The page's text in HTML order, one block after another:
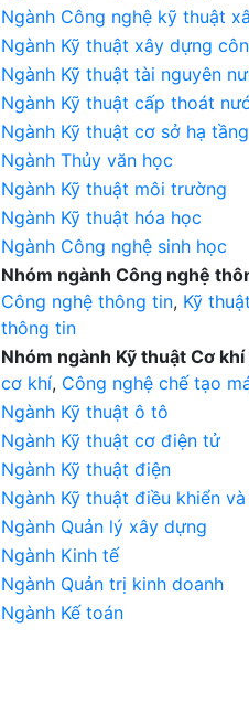
Ngành Công nghệ kỹ thuật
Ngành Kỹ thuật xây dựng
Ngành Kỹ thuật tài nguyên
Ngành Kỹ thuật cấp thoát
Ngành Kỹ thuật cơ sở hạ tầng
Ngành Thủy văn học
Ngành Kỹ thuật môi trường
Ngành Kỹ thuật hóa học
Ngành Công nghệ sinh học
Nhóm ngành Công nghệ
Công nghệ thông tin, Kỹ
thông tin
Nhóm ngành Kỹ thuật Cơ
cơ khí, Công nghệ chế tạo
Ngành Kỹ thuật ô tô
Ngành Kỹ thuật cơ điện tử
Ngành Kỹ thuật điện
Ngành Kỹ thuật điều khiển
Ngành Quản lý xây dựng
Ngành Kinh tế
Ngành Quản trị kinh doanh
Ngành Kế toán